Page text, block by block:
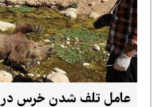
عامل تلف شدن خرس در